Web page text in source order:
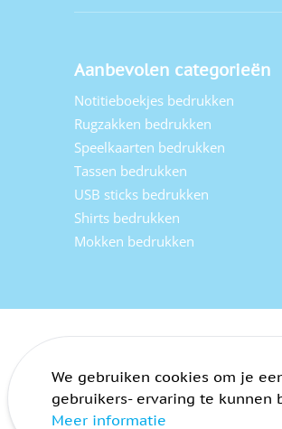
Aanbevolen categorieën
Notitieboekjes bedrukken
Rugzakken bedrukken
Speelkaarten bedrukken
Tassen bedrukken
USB sticks bedrukken
Shirts bedrukken
Mokken bedrukken
Algemene voorwaarden
We gebruiken cookies om je
gebruikers- ervaring te kunnen
Meer informatie